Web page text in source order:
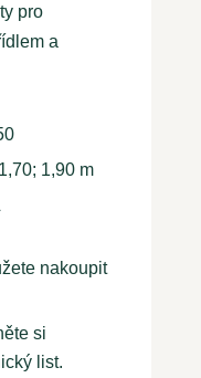
pro
a
1,90 m
nakoupit
si
list.